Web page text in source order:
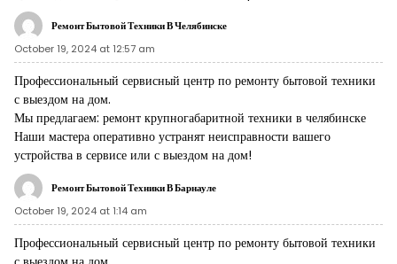
Ремонт Бытовой Техники В Челябинске
October 19, 2024 at 12:57 am
Профессиональный сервисный центр по ремонту бытовой техники
с выездом на дом.
Мы предлагаем: ремонт крупногабаритной техники в челябинске
Наши мастера оперативно устранят неисправности вашего
устройства в сервисе или с выездом на дом!
Ремонт Бытовой Техники В Барнауле
October 19, 2024 at 1:14 am
Профессиональный сервисный центр по ремонту бытовой техники